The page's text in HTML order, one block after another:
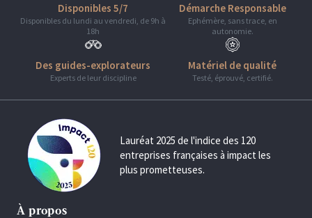
Disponibles 5/7
Disponibles du lundi au vendredi, de 9h à
18h
Des guides-explorateurs
Experts de leur discipline
Démarche Responsable
Ephémère, sans trace, en
autonomie.
Matériel de qualité
Testé, éprouvé, certifié.
Lauréat 2025 de l'indice des 120
entreprises françaises à impact les
plus prometteuses.
À propos